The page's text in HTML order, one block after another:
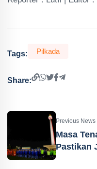
Tags: Pilkada
Share:
Previous News
Masa
Pastikan